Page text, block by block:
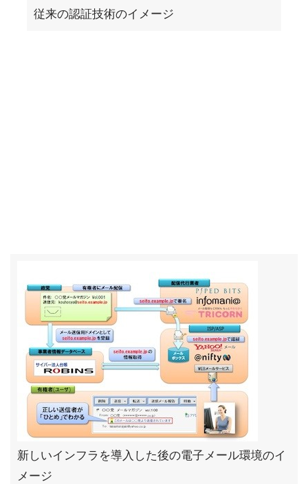
従来の認証技術のイメージ
新しいインフラを導入した後の電子メール環境のイ
メージ